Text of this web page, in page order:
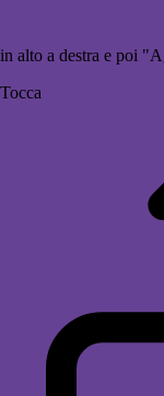
in alto a destra e poi
Tocca